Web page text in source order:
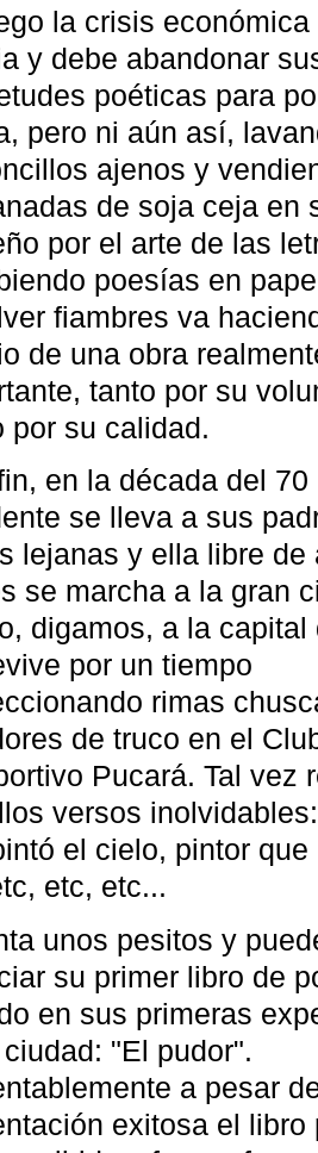
la crisis
y debe abandonar
poéticas para
pero ni aún así,
ajenos y
de soja ceja en
por el arte de las
poesías en
fiambres va
de una obra
tanto por su
por su calidad.
en la década del 70
se lleva a sus
lejanas y ella libre de
se marcha a la gran
digamos, a la capital
por un tiempo
rimas
de truco en el
Pucará. Tal vez
versos
el cielo, pintor que
etc, etc...
unos pesitos y
su primer libro de
en sus primeras
"El pudor".
a pesar
exitosa el libro